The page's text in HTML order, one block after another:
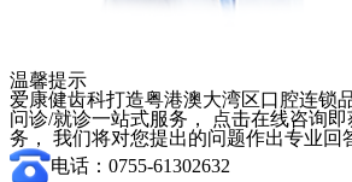
温馨提示
爱康健齿科打造粤港澳大湾区口腔连锁
问诊/就诊一站式服务， 点击在线咨询
务， 我们将对您提出的问题作出专业回
电话：0755-61302632